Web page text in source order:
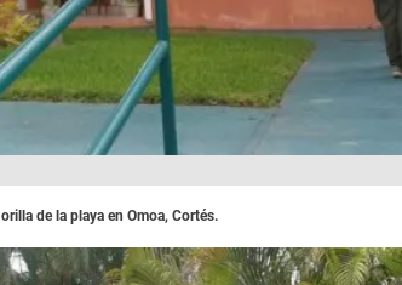
de la playa en Omoa, Cortés.